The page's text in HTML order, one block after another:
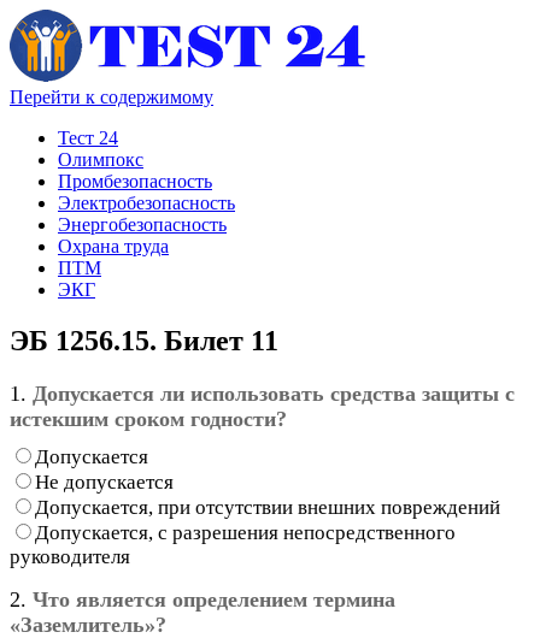
Перейти к содержимому
Тест 24
Олимпокс
Промбезопасность
Электробезопасность
Энергобезопасность
Охрана труда
ПТМ
ЭКГ
ЭБ 1256.15. Билет 11
1. Допускается ли использовать средства защиты с
истекшим сроком годности?
Допускается
Не допускается
Допускается, при отсутствии внешних повреждений
Допускается, с разрешения непосредственного
руководителя
2. Что является определением термина
«Заземлитель»?